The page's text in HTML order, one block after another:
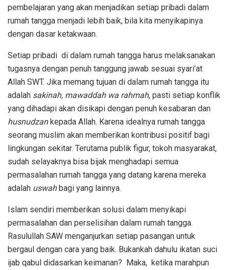
pembelajaran yang akan menjadikan setiap pribadi dalam
rumah tangga menjadi lebih baik, bila kita menyikapinya
dengan dasar ketakwaan.
Setiap pribadi di dalam rumah tangga harus melaksanakan
tugasnya dengan penuh tanggung jawab sesuai syari’at
Allah SWT. Jika memang tujuan di dalam rumah tangga itu
adalah sakinah, mawaddah wa rahmah, pasti setiap konflik
yang dihadapi akan disikapi dengan penuh kesabaran dan
husnudzankepada Allah. Karena idealnya rumah tangga
seorang muslim akan memberikan kontribusi positif bagi
lingkungan sekitar. Terutama publik figur, tokoh masyarakat,
sudah selayaknya bisa bijak menghadapi semua
permasalahan rumah tangga yang datang karena mereka
adalah uswahbagi yang lainnya.
Islam sendiri memberikan solusi dalam menyikapi
permasalahan dan perselisihan dalam rumah tangga.
Rasulullah SAW menganjurkan setiap pasangan untuk
bergaul dengan cara yang baik. Bukankah dahulu ikatan suci
ijab qabul didasarkan keimanan? Maka, ketika marahpun